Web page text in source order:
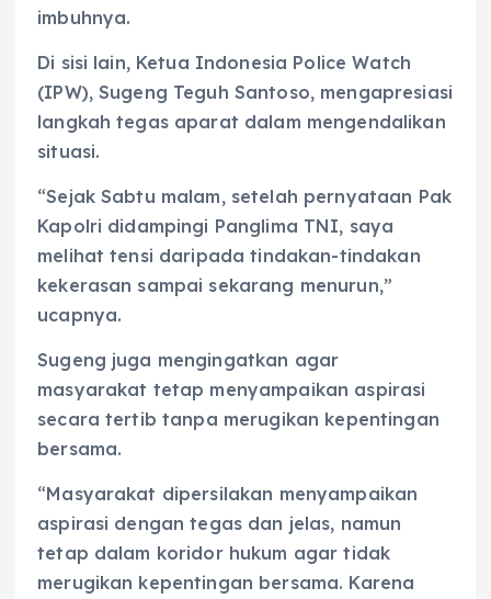
imbuhnya.
Di sisi lain, Ketua Indonesia Police Watch
(IPW), Sugeng Teguh Santoso, mengapresiasi
langkah tegas aparat dalam mengendalikan
situasi.
“Sejak Sabtu malam, setelah pernyataan Pak
Kapolri didampingi Panglima TNI, saya
melihat tensi daripada tindakan-tindakan
kekerasan sampai sekarang menurun,”
ucapnya.
Sugeng juga mengingatkan agar
masyarakat tetap menyampaikan aspirasi
secara tertib tanpa merugikan kepentingan
bersama.
“Masyarakat dipersilakan menyampaikan
aspirasi dengan tegas dan jelas, namun
tetap dalam koridor hukum agar tidak
merugikan kepentingan bersama. Karena